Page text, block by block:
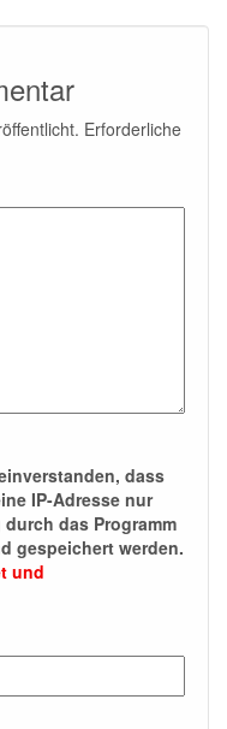
Erforderliche
dass
IP-Adresse nur
das Programm
gespeichert werden.
und